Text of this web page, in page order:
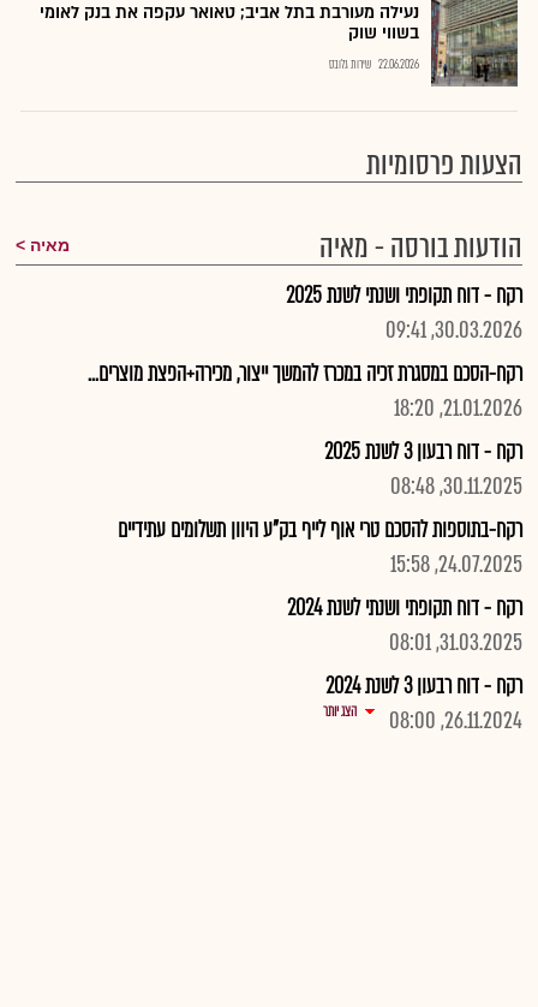
נעילה מעורבת בתל אביב; טאואר עקפה את בנק לאומי
בשווי שוק
22.06.2026 שירות גלובס
הצעות פרסומיות
הודעות בורסה - מאיה
מאיה
רקח - דוח תקופתי ושנתי לשנת 2025
30.03.2026, 09:41
רקח-הסכם במסגרת זכיה במכרז להמשך ייצור, מכירה+הפצת מוצרים...
21.01.2026, 18:20
רקח - דוח רבעון 3 לשנת 2025
30.11.2025, 08:48
רקח-בתוספות להסכם טרי אוף לייף בק"ע היוון תשלומים עתידיים
24.07.2025, 15:58
רקח - דוח תקופתי ושנתי לשנת 2024
31.03.2025, 08:01
רקח - דוח רבעון 3 לשנת 2024
26.11.2024, 08:00
הצג יותר